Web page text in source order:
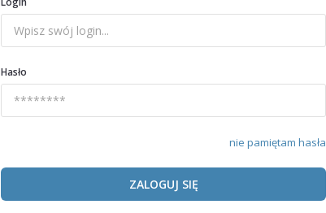
Hasło
nie pamiętam hasła
ZALOGUJ SIĘ